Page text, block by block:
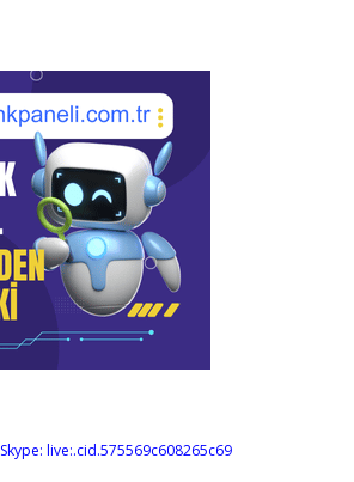
Skype: live:.cid.575569c608265c69